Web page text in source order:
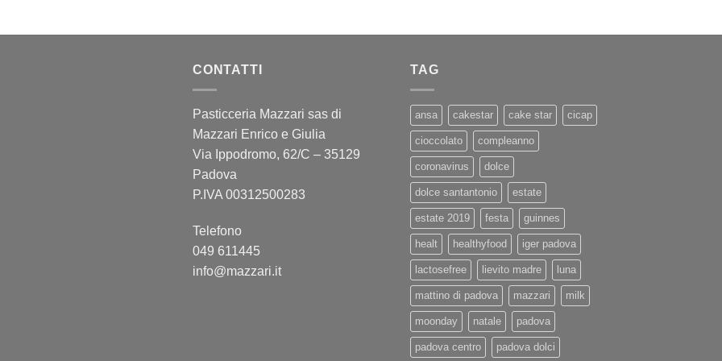
CONTATTI
Pasticceria Mazzari sas di
Mazzari Enrico e Giulia
Via Ippodromo, 62/C – 35129
Padova
P.IVA 00312500283
Telefono
049 611445
info@mazzari.it
TAG
ansa cakestar cake star cicap
cioccolato compleanno
coronavirus dolce
dolce santantonio estate
estate 2019 festa guinnes
healt healthyfood iger padova
lactosefree lievito madre luna
mattino di padova mazzari milk
moonday natale padova
padova centro padova dolci